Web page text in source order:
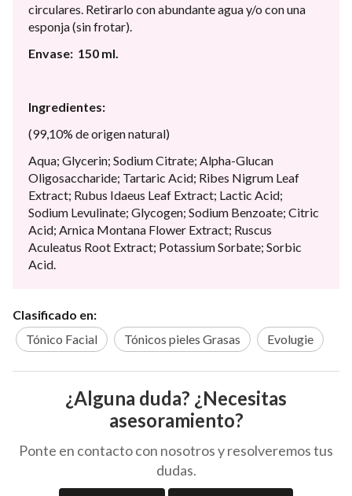
circulares. Retirarlo con abundante agua y/o con una
esponja (sin frotar).
Envase: 150 ml.
Ingredientes:
(99,10% de origen natural)
Aqua; Glycerin; Sodium Citrate; Alpha-Glucan
Oligosaccharide; Tartaric Acid; Ribes Nigrum Leaf
Extract; Rubus Idaeus Leaf Extract; Lactic Acid;
Sodium Levulinate; Glycogen; Sodium Benzoate; Citric
Acid; Arnica Montana Flower Extract; Ruscus
Aculeatus Root Extract; Potassium Sorbate; Sorbic
Acid.
Clasificado en:
Tónico Facial
Tónicos pieles Grasas Evolugie
¿Alguna duda? ¿Necesitas
asesoramiento?
Ponte en contacto con nosotros y resolveremos tus
dudas.